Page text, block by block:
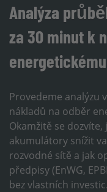
Analýza
za 30 minut k
Provedeme analýzu
nákladů na odběr
Okamžitě se
akumulátory snížit
rozvodné sítě a jak
předpisy (EnWG,
bez vlastních investic.